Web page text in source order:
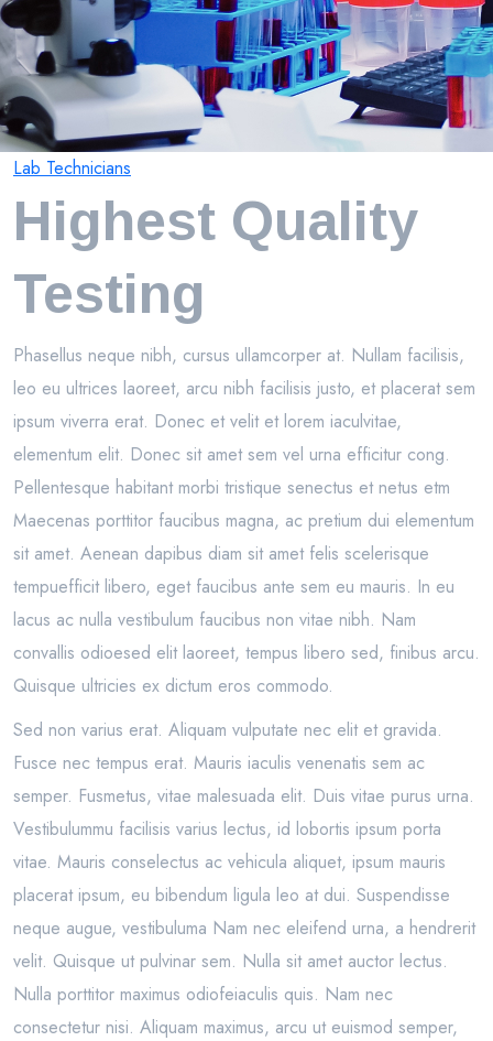
Lab Technicians
Highest Quality
Testing
Phasellus neque nibh, cursus ullamcorper at. Nullam facilisis,
leo eu ultrices laoreet, arcu nibh facilisis justo, et placerat sem
ipsum viverra erat. Donec et velit et lorem iaculvitae,
elementum elit. Donec sit amet sem vel urna efficitur cong.
Pellentesque habitant morbi tristique senectus et netus etm
Maecenas porttitor faucibus magna, ac pretium dui elementum
sit amet. Aenean dapibus diam sit amet felis scelerisque
tempuefficit libero, eget faucibus ante sem eu mauris. In eu
lacus ac nulla vestibulum faucibus non vitae nibh. Nam
convallis odioesed elit laoreet, tempus libero sed, finibus arcu.
Quisque ultricies ex dictum eros commodo.
Sed non varius erat. Aliquam vulputate nec elit et gravida.
Fusce nec tempus erat. Mauris iaculis venenatis sem ac
semper. Fusmetus, vitae malesuada elit. Duis vitae purus urna.
Vestibulummu facilisis varius lectus, id lobortis ipsum porta
vitae. Mauris conselectus ac vehicula aliquet, ipsum mauris
placerat ipsum, eu bibendum ligula leo at dui. Suspendisse
neque augue, vestibuluma Nam nec eleifend urna, a hendrerit
velit. Quisque ut pulvinar sem. Nulla sit amet auctor lectus.
Nulla porttitor maximus odiofeiaculis quis. Nam nec
consectetur nisi. Aliquam maximus, arcu ut euismod semper,